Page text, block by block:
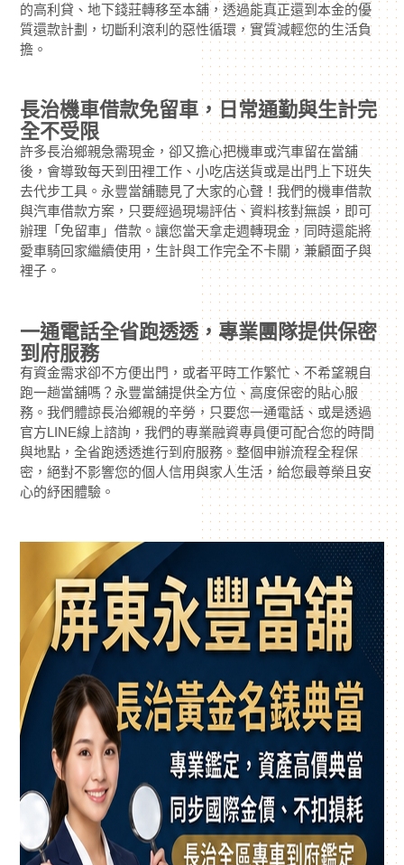
的高利貸、地下錢莊轉移至本舖，透過能真正還到本金的優
質還款計劃，切斷利滾利的惡性循環，實質減輕您的生活負
擔。
長治機車借款免留車，日常通勤與生計完
全不受限
許多長治鄉親急需現金，卻又擔心把機車或汽車留在當舖
後，會導致每天到田裡工作、小吃店送貨或是出門上下班失
去代步工具。永豐當舖聽見了大家的心聲！我們的機車借款
與汽車借款方案，只要經過現場評估、資料核對無誤，即可
辦理「免留車」借款。讓您當天拿走週轉現金，同時還能將
愛車騎回家繼續使用，生計與工作完全不卡關，兼顧面子與
裡子。
一通電話全省跑透透，專業團隊提供保密
到府服務
有資金需求卻不方便出門，或者平時工作繁忙、不希望親自
跑一趟當舖嗎？永豐當舖提供全方位、高度保密的貼心服
務。我們體諒長治鄉親的辛勞，只要您一通電話、或是透過
官方LINE線上諮詢，我們的專業融資專員便可配合您的時間
與地點，全省跑透透進行到府服務。整個申辦流程全程保
密，絕對不影響您的個人信用與家人生活，給您最尊榮且安
心的紓困體驗。